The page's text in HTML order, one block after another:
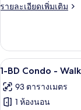
เคลื่อนไหว
(#1101)
รายละเอียดเพิ่มเติม
ราย
เกี่ยว
กับ
คอน
อุปกรณ์
ช่วย
เปิด
ภาพถ่าย
ทั้งหมด
13
1-BD Condo -
93 ตารางเมตร
1 ห้องนอน